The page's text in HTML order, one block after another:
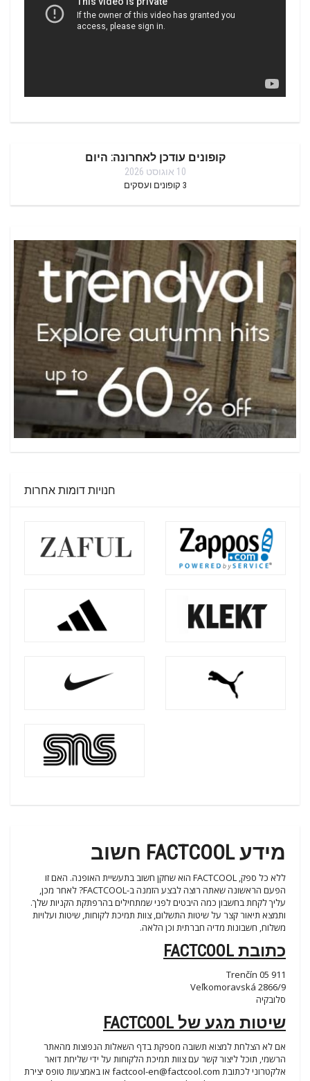
קופונים עודכן לאחרונה: היום
10 אוגוסט 2026
3 קופונים ועסקים
חנויות דומות אחרות
מידע FACTCOOL חשוב
ללא כל ספק, FACTCOOL הוא שחקן חשוב בתעשיית האופנה. האם זו
הפעם הראשונה שאתה רוצה לבצע הזמנה ב-FACTCOOL? לאחר מכן,
עליך לקחת בחשבון כמה היבטים לפני שמתחילים בהרפתקת הקניות שלך.
ותמצא תיאור קצר על שיטות התשלום, צוות תמיכת לקוחות, שיטות ועלויות
משלוח, חשבונות מדיה חברתית וכן הלאה.
כתובת FACTCOOL
911 05 Trenčín
Veľkomoravská 2866/9
סלובקיה
שיטות מגע של FACTCOOL
אם לא הצלחת למצוא תשובה מספקת בדף השאלות הנפוצות מהאתר
הרשמי, תוכל ליצור קשר עם צוות תמיכת הלקוחות על ידי שליחת דואר
אלקטרוני לכתובת factcool-en@factcool.com או באמצעות טופס יצירת